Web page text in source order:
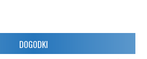
DOGODKI